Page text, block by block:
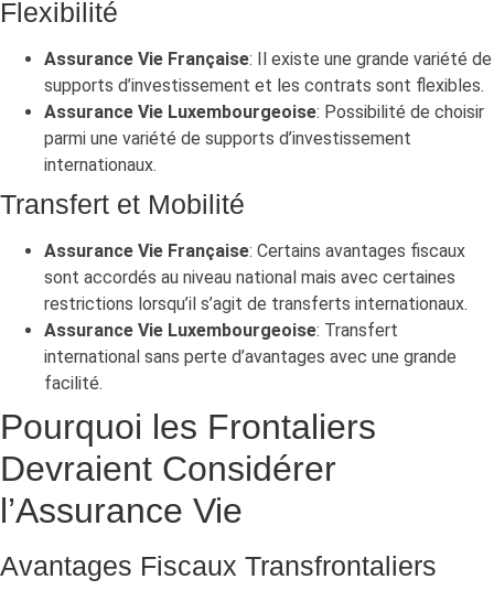
Flexibilité
Assurance Vie Française: Il existe une grande variété de
supports d’investissement et les contrats sont flexibles.
Assurance Vie Luxembourgeoise: Possibilité de choisir
parmi une variété de supports d’investissement
internationaux.
Transfert et Mobilité
Assurance Vie Française: Certains avantages fiscaux
sont accordés au niveau national mais avec certaines
restrictions lorsqu’il s’agit de transferts internationaux.
Assurance Vie Luxembourgeoise: Transfert
international sans perte d’avantages avec une grande
facilité.
Pourquoi les Frontaliers
Devraient Considérer
l’Assurance Vie
Avantages Fiscaux Transfrontaliers